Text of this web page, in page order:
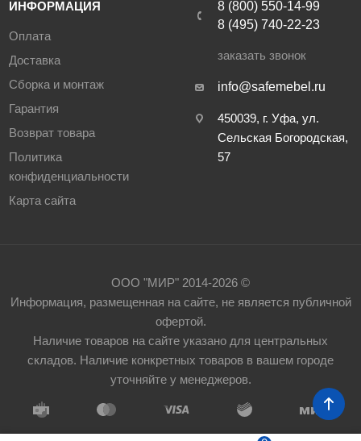
ИНФОРМАЦИЯ
Оплата
Доставка
Сборка и монтаж
Гарантия
Возврат товара
Политика
конфиденциальности
Карта сайта
8 (800) 550-14-99
8 (495) 740-22-23
заказать звонок
info@safemebel.ru
450039, г. Уфа, ул.
Сельская Богородская,
57
ООО "МИР" 2014-2026 ©
Информация, размещенная на сайте, не является публичной
офертой.
Наличие товаров на сайте указано для центральных
складов. Наличие конкретных товаров в вашем городе
уточняйте у менеджеров.